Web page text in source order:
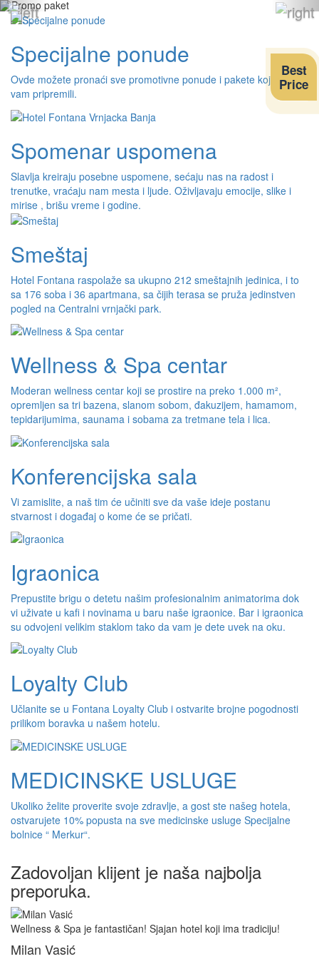
Specijalne ponude
Ovde možete pronaći sve promotivne ponude i pakete koje smo
vam pripremili.
Spomenar uspomena
Slavlja kreiraju posebne uspomene, sećaju nas na radost i
trenutke, vraćaju nam mesta i ljude. Oživljavaju emocije, slike i
mirise , brišu vreme i godine.
Smeštaj
Hotel Fontana raspolaže sa ukupno 212 smeštajnih jedinica, i to
sa 176 soba i 36 apartmana, sa čijih terasa se pruža jedinstven
pogled na Centralni vrnjački park.
Wellness & Spa centar
Moderan wellness centar koji se prostire na preko 1.000 m²,
opremljen sa tri bazena, slanom sobom, đakuzijem, hamamom,
tepidarijumima, saunama i sobama za tretmane tela i lica.
Konferencijska sala
Vi zamislite, a naš tim će učiniti sve da vaše ideje postanu
stvarnost i događaj o kome će se pričati.
Igraonica
Prepustite brigu o detetu našim profesionalnim animatorima dok
vi uživate u kafi i novinama u baru naše igraonice. Bar i igraonica
su odvojeni velikim staklom tako da vam je dete uvek na oku.
Loyalty Club
Učlanite se u Fontana Loyalty Club i ostvarite brojne pogodnosti
prilikom boravka u našem hotelu.
MEDICINSKE USLUGE
Ukoliko želite proverite svoje zdravlje, a gost ste našeg hotela,
ostvarujete 10% popusta na sve medicinske usluge Specijalne
bolnice “ Merkur“.
Zadovoljan klijent je naša najbolja
preporuka.
Wellness & Spa je fantastičan! Sjajan hotel koji ima tradiciju!
Milan Vasić
Best
Price